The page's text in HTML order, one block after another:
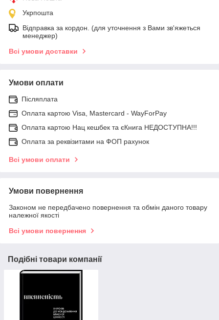
Укрпошта
Відправка за кордон. (для уточнення з Вами зв'яжеться
менеджер)
Всі умови доставки
Умови оплати
Післяплата
Оплата картою Visa, Mastercard - WayForPay
Оплата картою Нац кешбек та єКнига НЕДОСТУПНА!!!
Оплата за реквізитами на ФОП рахунок
Всі умови оплати
Умови повернення
Законом не передбачено повернення та обмін даного товару
належної якості
Всі умови повернення
Подібні товари компанії